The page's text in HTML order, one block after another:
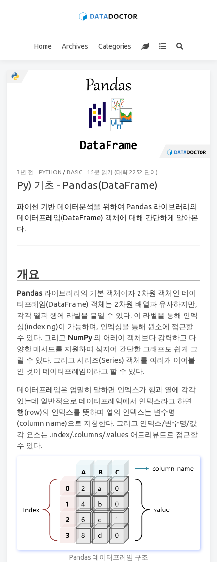
Home Archives Categories
3년 전 PYTHON / BASIC 15분 읽기 (대략 2252 단어)
Py) 기초 - Pandas(DataFrame)
파이썬 기반 데이터분석을 위하여 Pandas 라이브러리의
데이터프레임(DataFrame) 객체에 대해 간단하게 알아본
다.
개요
Pandas 라이브러리의 기본 객체이자 2차원 객체인 데이
터프레임(DataFrame) 객체는 2차원 배열과 유사하지만,
각각 열과 행에 라벨을 붙일 수 있다. 이 라벨을 통해 인덱
싱(indexing)이 가능하며, 인덱싱을 통해 원소에 접근할
수 있다. 그리고 NumPy 의 어레이 객체보다 강력하고 다
양한 메서드를 지원하며 심지어 간단한 그래프도 쉽게 그
릴 수 있다. 그리고 시리즈(Series) 객체를 여러개 이어붙
인 것이 데이터프레임이라고 할 수 있다.
데이터프레임은 엄밀히 말하면 인덱스가 행과 열에 각각
있는데 일반적으로 데이터프레임에서 인덱스라고 하면
행(row)의 인덱스를 뜻하며 열의 인덱스는 변수명
(column name)으로 지칭한다. 그리고 인덱스/변수명/값
각 요소는 .index/.columns/.values 어트리뷰트로 접근할
수 있다.
Pandas 데이터프레임 구조